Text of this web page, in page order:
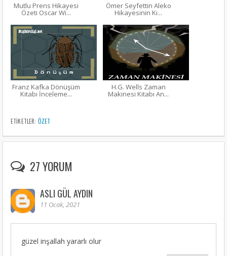
Mutlu Prens Hikayesi
Özeti Oscar Wi...
Ömer Seyfettin Aleko
Hikayesinin Kı...
Franz Kafka Dönüşüm
Kitabı İnceleme...
H.G. Wells Zaman
Makinesi Kitabı An...
ETIKETLER: ÖZET
27 YORUM
ASLI GÜL AYDIN
11 Ocak, 2021
güzel inşallah yararlı olur